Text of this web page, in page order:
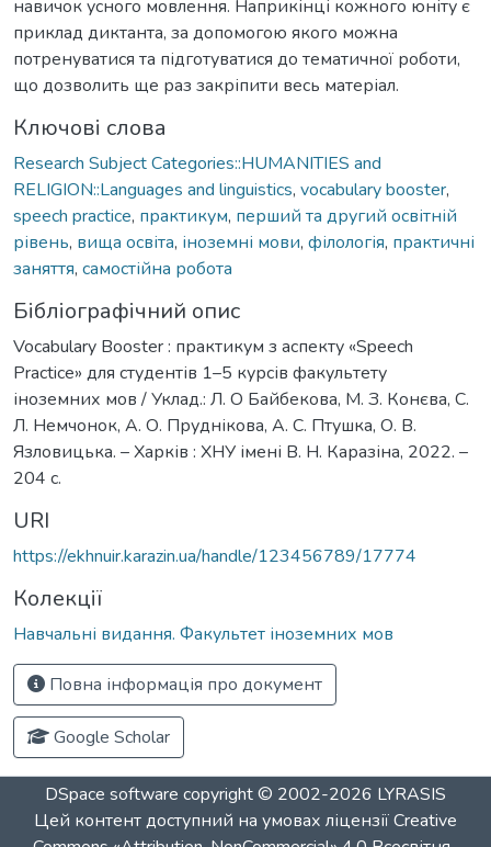
навичок усного мовлення. Наприкінці кожного юніту є
приклад диктанта, за допомогою якого можна
потренуватися та підготуватися до тематичної роботи,
що дозволить ще раз закріпити весь матеріал.
Ключові слова
Research Subject Categories::HUMANITIES and
RELIGION::Languages and linguistics, vocabulary booster,
speech practice, практикум, перший та другий освітній
рівень, вища освіта, іноземні мови, філологія, практичні
заняття, самостійна робота
Бібліографічний опис
Vocabulary Booster : практикум з аспекту «Speech
Practice» для студентів 1–5 курсів факультету
іноземних мов / Уклад.: Л. О Байбекова, М. З. Конєва, С.
Л. Немчонок, А. О. Пруднікова, А. С. Птушка, О. В.
Язловицька. – Харків : ХНУ імені В. Н. Каразіна, 2022. –
204 с.
URI
https://ekhnuir.karazin.ua/handle/123456789/17774
Колекції
Навчальні видання. Факультет іноземних мов
Повна інформація про документ
Google Scholar
DSpace software copyright © 2002-2026 LYRASIS
Цей контент доступний на умовах ліцензіїCreative